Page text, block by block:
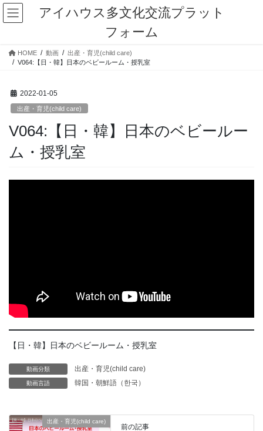
コ
ン
ナ
ビ
アイハウス多文化交流プラット
フォーム
HOME 動画
出産・育児(child care)
V064:【日・韓】日本のベビールーム・授乳室
2022-01-05
出産・育児(child care)
V064:【日・韓】日本のベビールー
ム・授乳室
【日・韓】日本のベビールーム・授乳室
動画分類 出産・育児(child care)
動画言語 韓国・朝鮮語（한국）
出産・育児(child care)
前の記事